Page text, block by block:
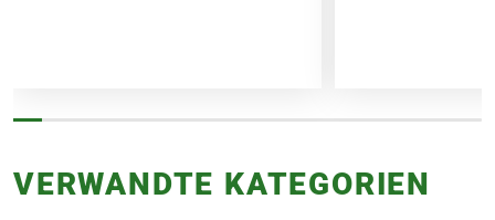
VERWANDTE KATEGORIEN